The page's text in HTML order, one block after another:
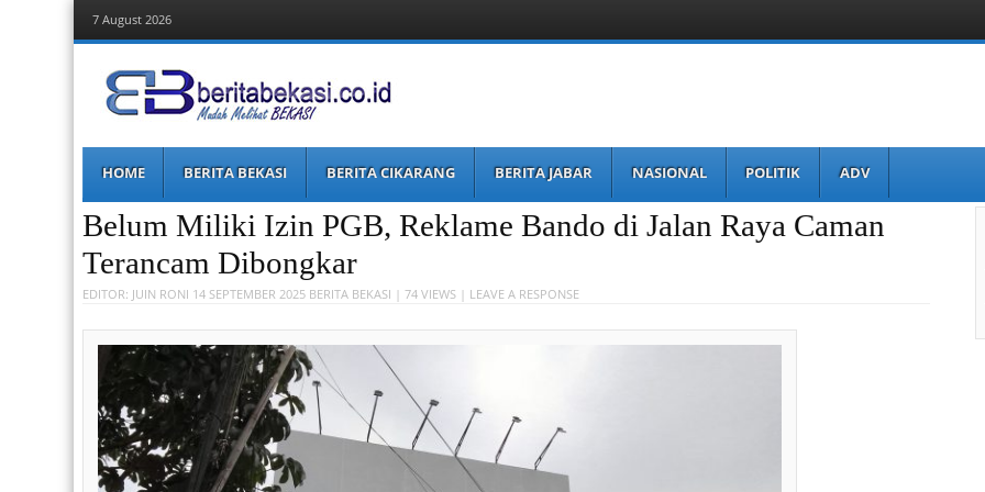
7 August 2026
Berita Bekasi
Mudah Melihat Bekasi
Menu
content
HOME BERITA BEKASI BERITA CIKARANG BERITA JABAR NASIONAL POLITIK ADV
Belum Miliki Izin PGB, Reklame Bando di Jalan Raya Caman
Terancam Dibongkar
EDITOR: JUIN RONI 14 SEPTEMBER 2025 BERITA BEKASI | 74 VIEWS | LEAVE A RESPONSE